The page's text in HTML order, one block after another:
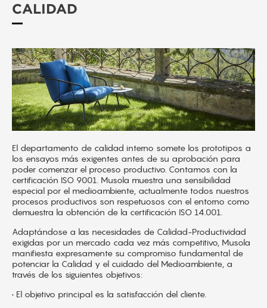
CALIDAD
El departamento de calidad interno somete los prototipos a
los ensayos más exigentes antes de su aprobación para
poder comenzar el proceso productivo. Contamos con la
certificación ISO 9001. Musola muestra una sensibilidad
especial por el medioambiente, actualmente todos nuestros
procesos productivos son respetuosos con el entorno como
demuestra la obtención de la certificación ISO 14.001.
Adaptándose a las necesidades de Calidad-Productividad
exigidas por un mercado cada vez más competitivo, Musola
manifiesta expresamente su compromiso fundamental de
potenciar la Calidad y el cuidado del Medioambiente, a
través de los siguientes objetivos:
• El objetivo principal es la satisfacción del cliente.